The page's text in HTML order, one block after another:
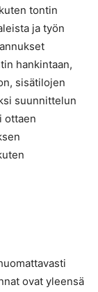
tontin
ja työn
hankintaan,
sisätilojen
suunnittelun
ottaen
ovat yleensä